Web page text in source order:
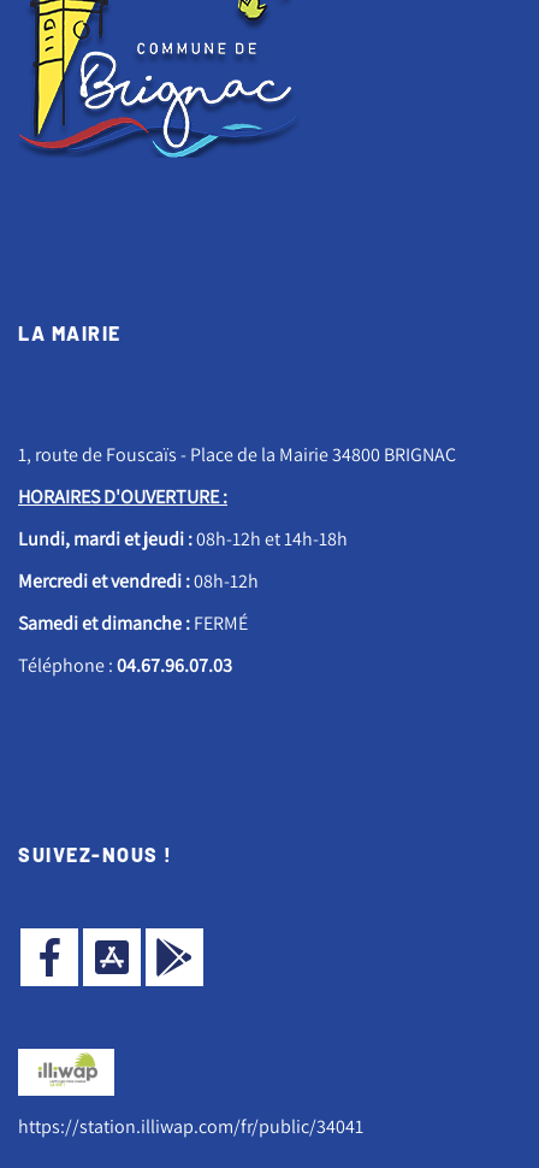
LA MAIRIE
1, route de Fouscaïs - Place de la Mairie 34800 BRIGNAC
HORAIRES D'OUVERTURE :
Lundi, mardi et jeudi :08h-12h et 14h-18h
Mercredi et vendredi :08h-12h
Samedi et dimanche :FERMÉ
Téléphone :04.67.96.07.03
SUIVEZ-NOUS !
https://station.illiwap.com/fr/public/34041